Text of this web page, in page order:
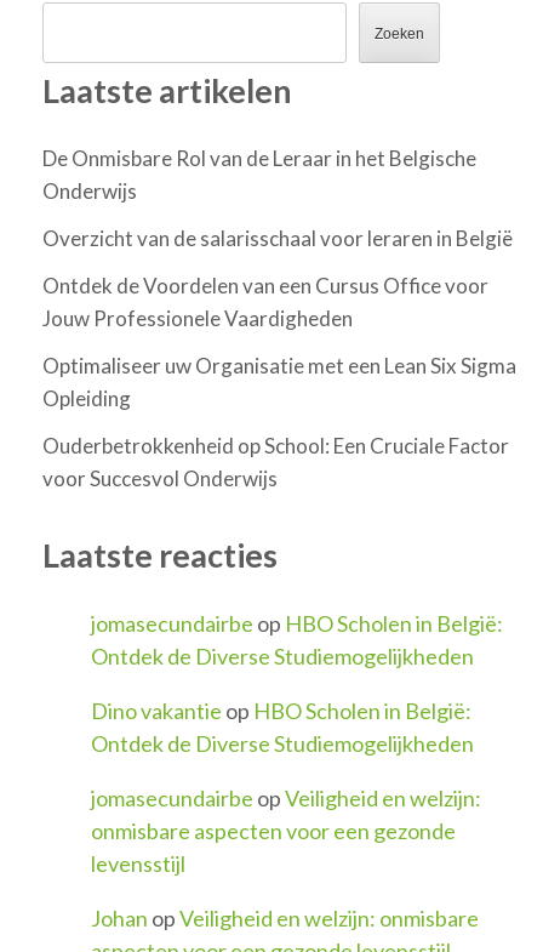
Zoeken
Laatste artikelen
De Onmisbare Rol van de Leraar in het Belgische
Onderwijs
Overzicht van de salarisschaal voor leraren in België
Ontdek de Voordelen van een Cursus Office voor
Jouw Professionele Vaardigheden
Optimaliseer uw Organisatie met een Lean Six Sigma
Opleiding
Ouderbetrokkenheid op School: Een Cruciale Factor
voor Succesvol Onderwijs
Laatste reacties
jomasecundairbe op HBO Scholen in België:
Ontdek de Diverse Studiemogelijkheden
Dino vakantie op HBO Scholen in België:
Ontdek de Diverse Studiemogelijkheden
jomasecundairbe opVeiligheid en welzijn:
onmisbare aspecten voor een gezonde
levensstijl
Johan opVeiligheid en welzijn: onmisbare